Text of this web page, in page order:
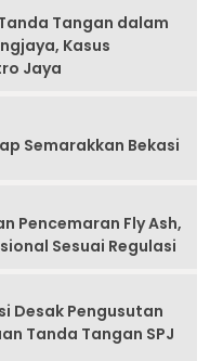
Tangan dalam
Kasus
Jaya
Semarakkan Bekasi
Pencemaran Fly Ash,
Sesuai Regulasi
Desak Pengusutan
Tanda Tangan SPJ